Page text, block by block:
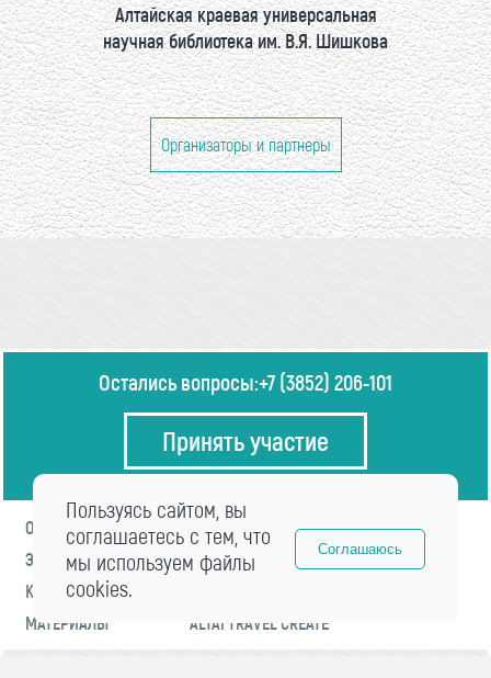
Алтайская краевая универсальная
научная библиотека им. В.Я. Шишкова
Организаторы и партнеры
Остались вопросы:+7 (3852) 206-101
Принять участие
О ФОРУМЕ
ПРОГРАММА
ЭКСПЕРТЫ
НОВОСТИ
КОНТАКТЫ
МАТЕРИАЛЫ
ALTAI TRAVEL CREATE
Пользуясь сайтом, вы
соглашаетесь с тем, что
мы используем файлы
cookies.
Соглашаюсь